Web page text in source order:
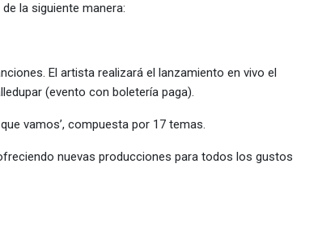
la siguiente manera:
El artista realizará el lanzamiento en vivo el
(evento con boletería paga).
vamos’, compuesta por 17 temas.
nuevas producciones para todos los gustos